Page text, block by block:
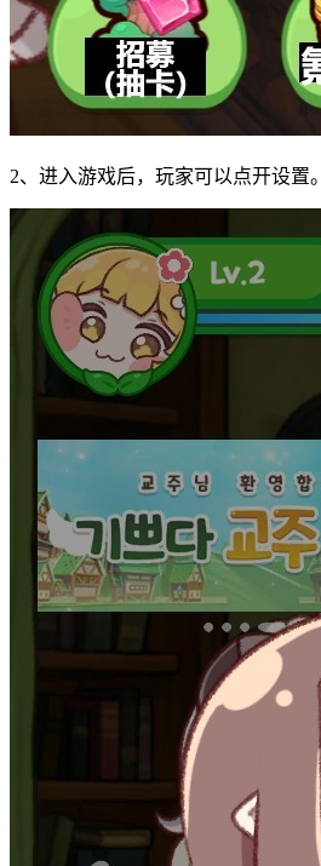
2、进入游戏后，玩家可以点开设置。